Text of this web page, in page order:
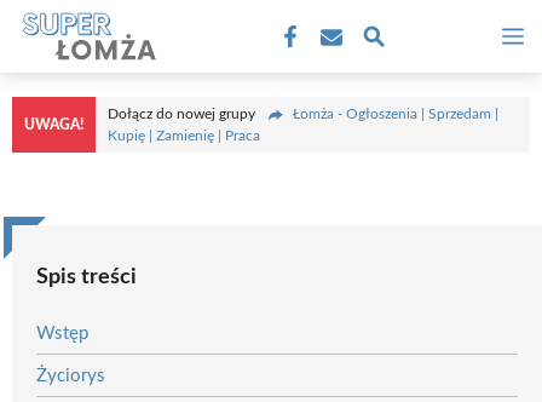
Przejdź
treści
UWAGA!
Dołącz do nowej grupy
Łomża - Ogłoszenia | Sprzedam |
Kupię | Zamienię | Praca
Spis treści
Wstęp
Życiorys